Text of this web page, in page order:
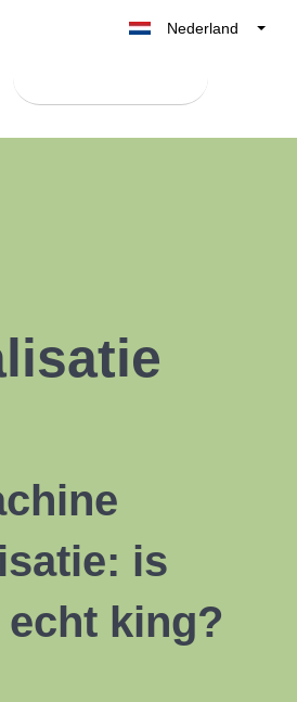
Nederland
België
: is
king?